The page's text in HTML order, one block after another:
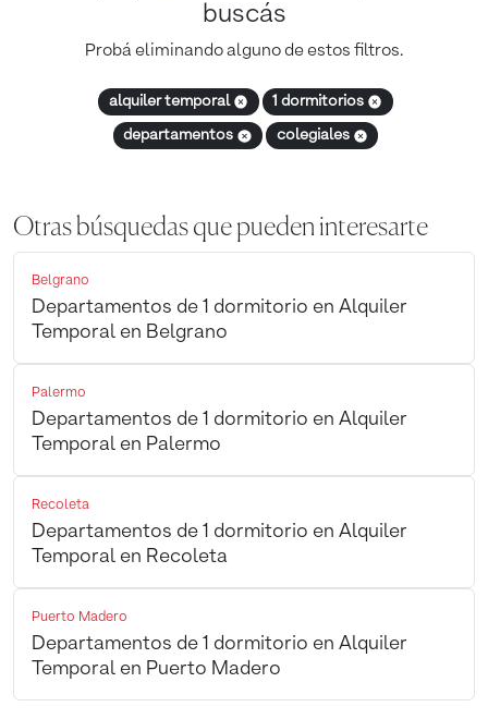
buscás
Probá eliminando alguno de estos filtros.
alquiler temporal 1 dormitorios
departamentos colegiales
Otras búsquedas que pueden interesarte
Belgrano
Departamentos de 1 dormitorio en Alquiler
Temporal en Belgrano
Palermo
Departamentos de 1 dormitorio en Alquiler
Temporal en Palermo
Recoleta
Departamentos de 1 dormitorio en Alquiler
Temporal en Recoleta
Puerto Madero
Departamentos de 1 dormitorio en Alquiler
Temporal en Puerto Madero